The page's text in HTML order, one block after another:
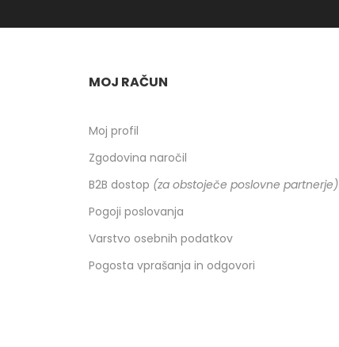
MOJ RAČUN
Moj profil
Zgodovina naročil
B2B dostop (za obstoječe poslovne partnerje)
Pogoji poslovanja
Varstvo osebnih podatkov
Pogosta vprašanja in odgovori